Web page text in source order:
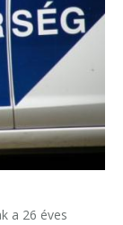
a 26 éves